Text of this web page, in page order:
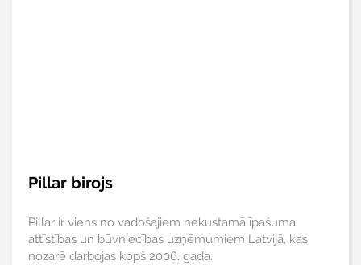
Pillar birojs
Pillar ir viens no vadošajiem nekustamā īpašuma
attīstības un būvniecības uzņēmumiem Latvijā, kas
nozarē darbojas kopš 2006. gada.